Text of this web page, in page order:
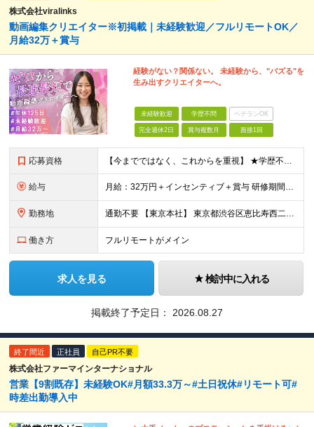
株式会社viralinks
動画編集クリエイター※初掲載｜未経験歓迎／フルリモートOK／
月給32万＋賞与
経験がない？関係ない。 未経験から、"バズる"を
生み出すクリエイターへ。
未経験歓迎 学歴不問 ベテランOK
完全週休2日 賞与複数月 面接1回
応募資格 【今までではなく、これからを重視】 ★学歴不問 ★職種未経験歓迎 ★業種未経験歓迎 ★社会人未経験歓迎 ★第二新卒歓迎 ★ブランクOK ★動画編集・デザイン制作の勉強を独学でしている方など ※基礎的
給与 月給：32万円＋インセンティブ＋賞与 研修期間中：月給25万円～ ＼ 頑張りはしっかり評価！ ／ 研修期間中でも、スキルの習得状況や成果に応じて月給27万円へ昇給が可能です。 【研修期間】 期
勤務地 通勤不要 【東京本社】 東京都渋谷区恵比寿西二丁目8番4号 EX恵比寿西ビル5階
働き方 フルリモートがメイン
求人を見る 検討中に入れる
掲載終了予定日： 2026.08.27
終了間近 正社員 自己PR不要
株式会社ファーマインターナショナル
営業【9割既存】未経験OK#月額33.3万～#土日祝休#リモート可#
時差出勤導入中